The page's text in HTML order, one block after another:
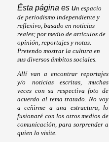
Ésta página es un espacio
de periodismo independiente y
reflexivo, basado en noticias
reales; por medio de artículos de
opinión, reportajes y notas.
Pretendo mostrar la cultura en
sus diversos ámbitos sociales.
Allí van a encontrar reportajes
y/o noticias escritas, muchas
veces con su respectiva foto de
acuerdo al tema tratado. No voy
a ceñirme a una estructura, lo
fusionaré con los otros medios de
comunicación, para sorprender a
quien lo visite.